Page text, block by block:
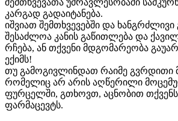
კარგად გადაიტანება.
იშვიათ შემთხვევებში და ხანგრძლივი
შესაძლოა კანის გაწითლება და
რჩება, ან თქვენი მდგომარეობა
ექიმს!
თუ გამოგივლინდათ რაიმე გვრდითი
რომელიც არ არის აღწერილი
ფურცელში, გთხოვთ, აცნობით თქვენს
ფარმაცევტს.